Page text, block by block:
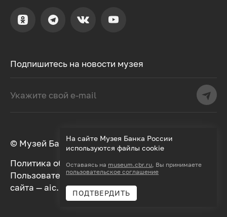
Подпишитесь на новости музея
© Музей Банка России, 2000–2026
Политика обработки персональных данных
Пользовательское соглашение
сайта — aic. Разработка —
На сайте Музея Банка России
используются файлы cookie
Оставаясь на museum.cbr.ru, Вы принимаете
пользовательское соглашение
ПОДТВЕРДИТЬ